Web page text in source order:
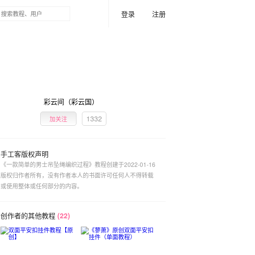
登录 注册
彩云间（彩云国）
加关注 1332
手工客版权声明
《一款简单的男士吊坠绳编织过程》教程创建于2022-01-16
版权归作者所有，没有作者本人的书面许可任何人不得转载
或使用整体或任何部分的内容。
创作者的其他教程 (22)